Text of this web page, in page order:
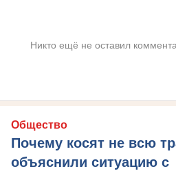
Никто ещё не оставил
Общество
Почему косят не всю
объяснили ситуацию с